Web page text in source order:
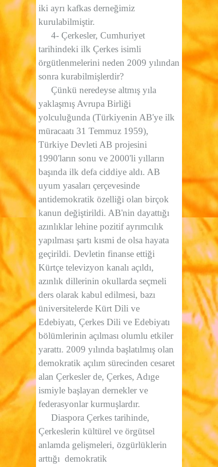
iki ayrı kafkas derneğimiz
kurulabilmiştir.
4- Çerkesler, Cumhuriyet
tarihindeki ilk Çerkes isimli
örgütlenmelerini neden 2009 yılından
sonra kurabilmişlerdir?
Çünkü neredeyse altmış yıla
yaklaşmış Avrupa Birliği
yolculuğunda (Türkiyenin AB'ye ilk
müracaatı 31 Temmuz 1959),
Türkiye Devleti AB projesini
1990'ların sonu ve 2000'li yılların
başında ilk defa ciddiye aldı. AB
uyum yasaları çerçevesinde
antidemokratik özelliği olan birçok
kanun değiştirildi. AB'nin dayattığı
azınlıklar lehine pozitif ayrımcılık
yapılması şartı kısmi de olsa hayata
geçirildi. Devletin finanse ettiği
Kürtçe televizyon kanalı açıldı,
azınlık dillerinin okullarda seçmeli
ders olarak kabul edilmesi, bazı
üniversitelerde Kürt Dili ve
Edebiyatı, Çerkes Dili ve Edebiyatı
bölümlerinin açılması olumlu etkiler
yarattı. 2009 yılında başlatılmış olan
demokratik açılım sürecinden cesaret
alan Çerkesler de, Çerkes, Adıge
ismiyle başlayan dernekler ve
federasyonlar kurmuşlardır.
Diaspora Çerkes tarihinde,
Çerkeslerin kültürel ve örgütsel
anlamda gelişmeleri, özgürlüklerin
arttığı demokratik